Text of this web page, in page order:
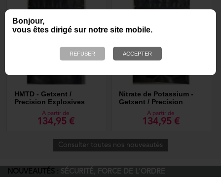
Bonjour,
vous êtes dirigé sur notre site mobile.
HMTD - Getxent /
Precision Explosives
A partir de
134,95 €
Nitrate de Potassium -
Getxent / Precision
ExplosivesA partir de
134,95 €
Consulter toutes nos nouveautés
NOUVEAUTÉS : SÉCURITÉ, FORCE DE L'ORDRE